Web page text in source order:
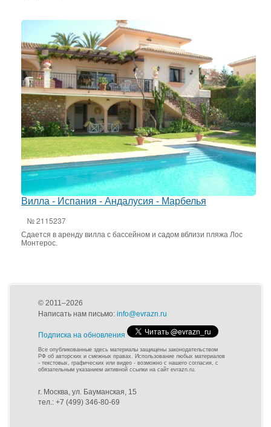
Вилла - Испания - Андалусия - Марбелья
№ 2115237
Сдается в аренду вилла с бассейном и садом вблизи пляжа Лос
Монтерос.
© 2011–2026
Написать нам письмо: info@evrazn.ru
Подписка на обновления
Все опубликованные здесь материалы защищены законодательством
РФ об авторских и смежных правах. Использование любых материалов
- текстовых, графических или видео - возможно с нашего согласия, с
обязательным указанием активной ссылки на сайт evrazn.ru.
г. Москва, ул. Бауманская, 15
тел.: +7 (499) 346-80-69